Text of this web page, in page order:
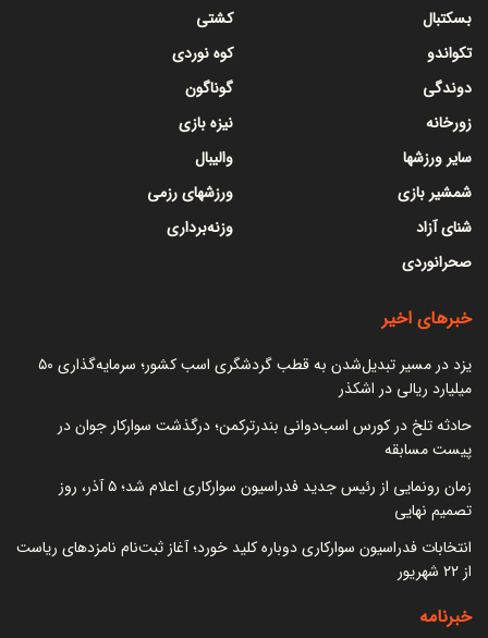
بسکتبال
تکواندو
دوندگی
زورخانه
سایر ورزشها
شمشیر بازی
شنای آزاد
صحرانوردی
کشتی
کوه نوردی
گوناگون
نیزه بازی
والیبال
ورزشهای رزمی
وزنه‌برداری
خبرهای اخیر
یزد در مسیر تبدیل‌شدن به قطب گردشگری اسب کشور؛ سرمایه‌گذاری ۵۰
میلیارد ریالی در اشکذر
حادثه تلخ در کورس اسب‌دوانی بندرترکمن؛ درگذشت سوارکار جوان در
پیست مسابقه
زمان رونمایی از رئیس جدید فدراسیون سوارکاری اعلام شد؛ ۵ آذر، روز
تصمیم نهایی
انتخابات فدراسیون سوارکاری دوباره کلید خورد؛ آغاز ثبت‌نام نامزدهای ریاست
از ۲۲ شهریور
خبرنامه